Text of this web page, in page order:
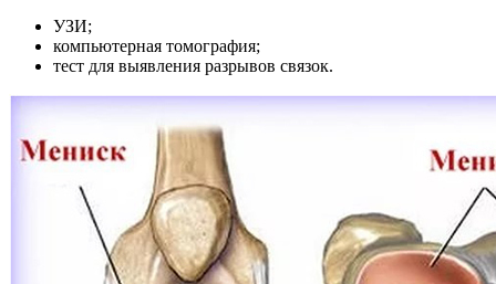
УЗИ;
компьютерная томография;
тест для выявления разрывов связок.